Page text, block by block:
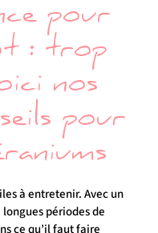
pour
: trop
nos
pour
à entretenir. Avec un
périodes de
ce qu’il faut faire